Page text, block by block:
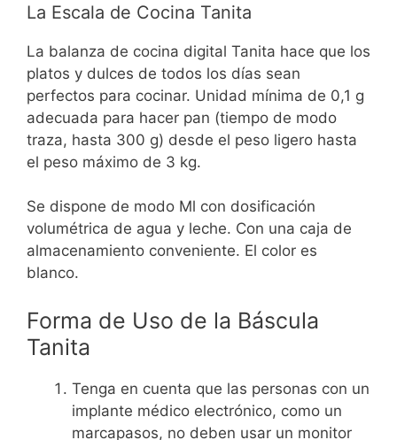
La Escala de Cocina Tanita
La balanza de cocina digital Tanita hace que los
platos y dulces de todos los días sean
perfectos para cocinar. Unidad mínima de 0,1 g
adecuada para hacer pan (tiempo de modo
traza, hasta 300 g) desde el peso ligero hasta
el peso máximo de 3 kg.
Se dispone de modo Ml con dosificación
volumétrica de agua y leche. Con una caja de
almacenamiento conveniente. El color es
blanco.
Forma de Uso de la Báscula
Tanita
Tenga en cuenta que las personas con un
implante médico electrónico, como un
marcapasos, no deben usar un monitor